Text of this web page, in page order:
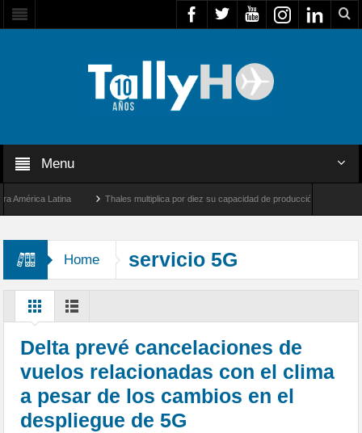
Menu
Latina Thales multiplica por diez su capacidad de producción de radares en
Home servicio 5G
Delta prevé cancelaciones de
vuelos relacionadas con el clima
a pesar de los cambios en el
despliegue de 5G